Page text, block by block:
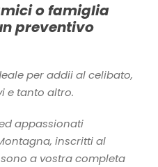
o famiglia
preventivo
per addii al celibato,
e tanto altro.
appassionati
inscritti al
a vostra completa